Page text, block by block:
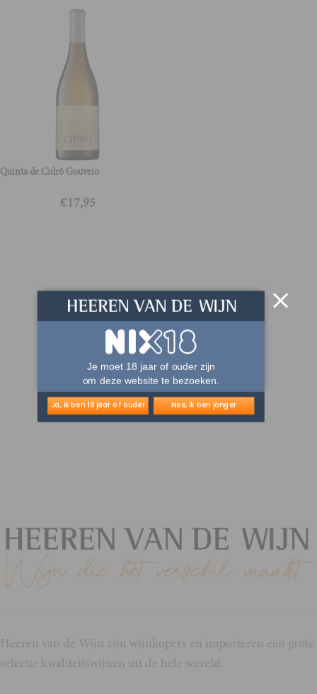
Quinta de Cidrô Gouveio
€17,95
Heeren van de Wijn zijn wijnkopers en importeren een grote
selectie kwaliteitswijnen uit de hele wereld.
Je moet 18 jaar of ouder zijn
om deze website te bezoeken.
Ja, ik ben 18 jaar of ouder Nee, ik ben jonger